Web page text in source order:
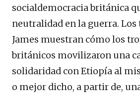
socialdemocracia británica
neutralidad en la guerra. Los
James muestran cómo los
británicos movilizaron una
solidaridad con Etiopía al
o mejor dicho, a partir de,